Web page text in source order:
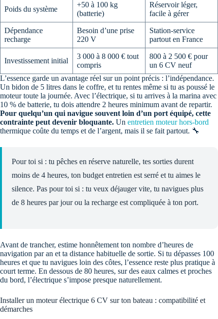
Poids du système
+50 à 100 kg
(batterie)
Réservoir léger,
facile à gérer
Dépendance
recharge
Besoin d’une prise
220 V
Station-service
partout en France
Investissement initial
3 000 à 8 000 € tout
compris
800 à 2 500 € pour
un 6 CV neuf
L’essence garde un avantage réel sur un point précis : l’indépendance.
Un bidon de 5 litres dans le coffre, et tu rentes même si tu as poussé le
moteur toute la journée. Avec l’électrique, si tu arrives à la marina avec
10 % de batterie, tu dois attendre 2 heures minimum avant de repartir.
Pour quelqu’un qui navigue souvent loin d’un port équipé, cette
contrainte peut devenir bloquante. Un entretien moteur hors-bord
thermique coûte du temps et de l’argent, mais il se fait partout. 🔧
Pour toi si : tu pêches en réserve naturelle, tes sorties durent
moins de 4 heures, ton budget entretien est serré et tu aimes le
silence. Pas pour toi si : tu veux déjauger vite, tu navigues plus
de 8 heures par jour ou la recharge est compliquée à ton port.
Avant de trancher, estime honnêtement ton nombre d’heures de
navigation par an et ta distance habituelle de sortie. Si tu dépasses 100
heures et que tu navigues loin des côtes, l’essence reste plus pratique à
court terme. En dessous de 80 heures, sur des eaux calmes et proches
du bord, l’électrique s’impose presque naturellement.
Installer un moteur électrique 6 CV sur ton bateau : compatibilité et
démarches